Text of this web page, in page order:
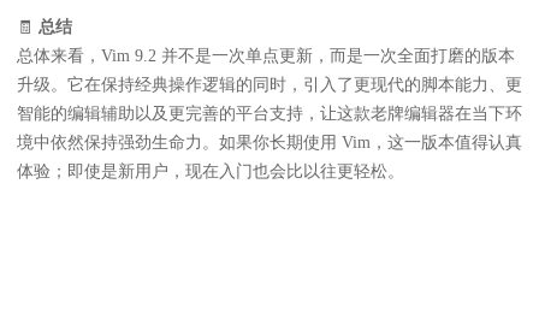
🧾 总结
总体来看，Vim 9.2 并不是一次单点更新，而是一次全面打磨的版本
升级。它在保持经典操作逻辑的同时，引入了更现代的脚本能力、更
智能的编辑辅助以及更完善的平台支持，让这款老牌编辑器在当下环
境中依然保持强劲生命力。如果你长期使用 Vim，这一版本值得认真
体验；即使是新用户，现在入门也会比以往更轻松。